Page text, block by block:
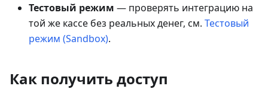
Тестовый режим — проверять интеграцию на
той же кассе без реальных денег, см. Тестовый
режим (Sandbox).
Как получить доступ